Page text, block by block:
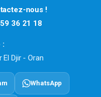
nous !
36 21 18
:
El Djir - Oran
WhatsApp